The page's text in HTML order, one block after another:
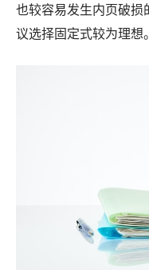
也较容易发生内页破损
议选择固定式较为理想。